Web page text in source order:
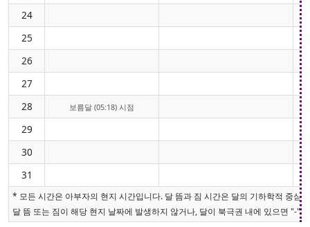
24
25
26
27
28
보름달 (05:18) 시점
29
30
31
* 모든 시간은 아부자의 현지 시간입니다. 달 뜸과 짐 시간은 달의 기하학적 중심
달 뜸 또는 짐이 해당 현지 날짜에 발생하지 않거나, 달이 북극권 내에 있으면 "-"